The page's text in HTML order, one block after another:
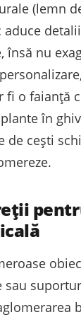
(lemn
însă nu
fi o faianță
în
de cești
sau